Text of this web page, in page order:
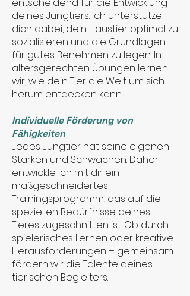
deines Jungtiers. Ich unterstütze
dich dabei, dein Haustier optimal zu
sozialisieren und die Grundlagen
für gutes Benehmen zu legen. In
altersgerechten Übungen lernen
wir, wie dein Tier die Welt um sich
herum entdecken kann.
Individuelle Förderung von
Fähigkeiten
Jedes Jungtier hat seine eigenen
Stärken und Schwächen. Daher
entwickle ich mit dir ein
maßgeschneidertes
Trainingsprogramm, das auf die
speziellen Bedürfnisse deines
Tieres zugeschnitten ist. Ob durch
spielerisches Lernen oder kreative
Herausforderungen – gemeinsam
fördern wir die Talente deines
tierischen Begleiters.